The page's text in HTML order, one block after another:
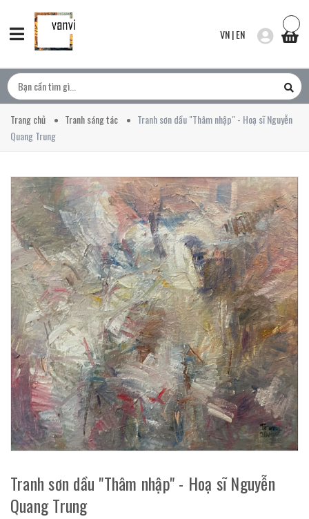
VN|EN
Trang chủ Tranh sáng tác
Tranh sơn dầu "Thâm nhập" - Hoạ sĩ Nguyễn
Quang Trung
Tranh sơn dầu "Thâm nhập" - Hoạ sĩ Nguyễn
Quang Trung